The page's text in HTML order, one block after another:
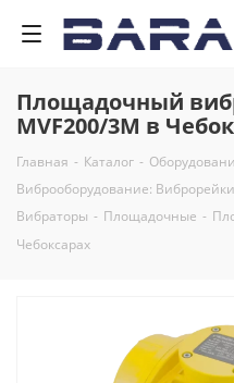
Площадочный
MVF200/3M в
Главная - Каталог -
Виброоборудование:
Вибраторы - Площадочные -
Чебоксарах